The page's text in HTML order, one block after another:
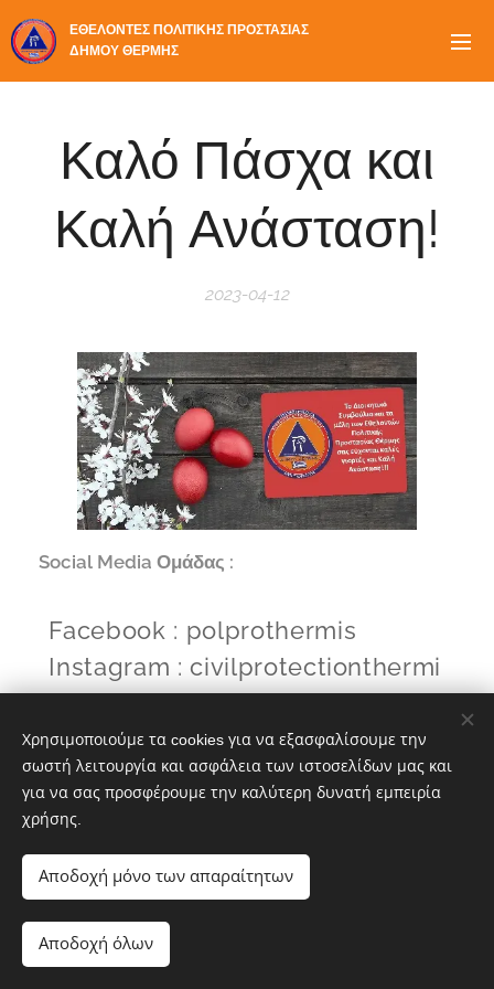
ΕΘΕΛΟΝΤΕΣ ΠΟΛΙΤΙΚΗΣ ΠΡΟΣΤΑΣΙΑΣ
ΔΗΜΟΥ ΘΕΡΜΗΣ
Καλό Πάσχα και
Καλή Ανάσταση!
2023-04-12
Social Media Ομάδας :
✔ Facebook : polprothermis
✔ Instagram : civilprotectionthermi
Share
© 2025 Εθελοντές Πολιτικής Προστασίας Θέρμης | Διατηρούνται
Υλοποιήθηκε από τη
Χρησιμοποιούμε τα cookies για να εξασφαλίσουμε την
σωστή λειτουργία και ασφάλεια των ιστοσελίδων μας και
για να σας προσφέρουμε την καλύτερη δυνατή εμπειρία
χρήσης.
Αποδοχή μόνο των απαραίτητων
Αποδοχή όλων